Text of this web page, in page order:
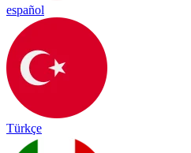
español
Türkçe